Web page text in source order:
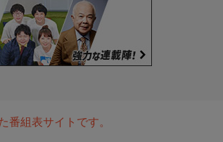
番組表サイトです。